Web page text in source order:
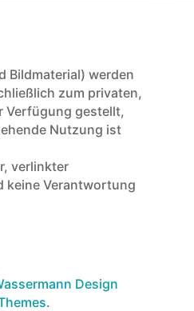
Bildmaterial) werden
zum privaten,
Verfügung gestellt,
Nutzung ist
verlinkter
keine Verantwortung
Design
.